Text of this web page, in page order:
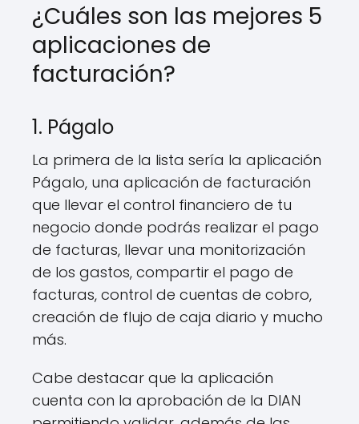
¿Cuáles son las mejores 5
aplicaciones de
facturación?
1. Págalo
La primera de la lista sería la aplicación
Págalo, una aplicación de facturación
que llevar el control financiero de tu
negocio donde podrás realizar el pago
de facturas, llevar una monitorización
de los gastos, compartir el pago de
facturas, control de cuentas de cobro,
creación de flujo de caja diario y mucho
más.
Cabe destacar que la aplicación
cuenta con la aprobación de la DIAN